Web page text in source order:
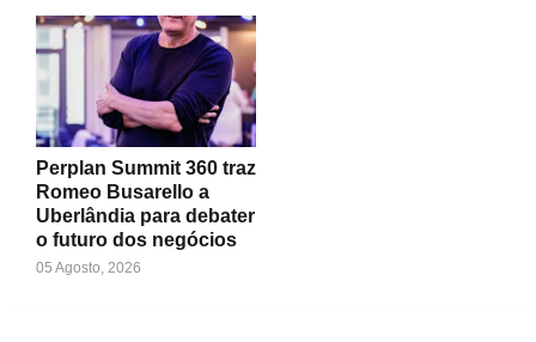
Perplan Summit 360 traz
Romeo Busarello a
Uberlândia para debater
o futuro dos negócios
05 Agosto, 2026